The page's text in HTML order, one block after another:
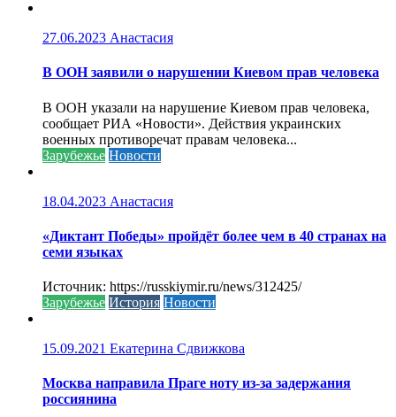
27.06.2023 Анастасия
В ООН заявили о нарушении Киевом прав человека
В ООН указали на нарушение Киевом прав человека,
сообщает РИА «Новости». Действия украинских
военных противоречат правам человека...
Зарубежье Новости
18.04.2023 Анастасия
«Диктант Победы» пройдёт более чем в 40 странах на
семи языках
Источник: https://russkiymir.ru/news/312425/
Зарубежье История Новости
15.09.2021 Екатерина Сдвижкова
Москва направила Праге ноту из-за задержания
россиянина